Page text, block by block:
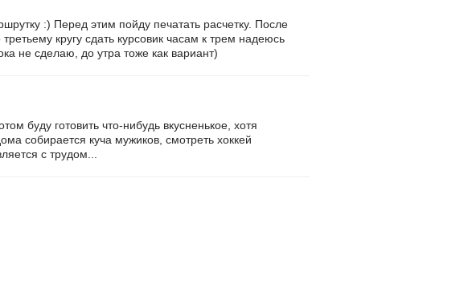
:) Перед этим пойду печатать расчетку. После
кругу сдать курсовик часам к трем надеюсь
не сделаю, до утра тоже как вариант)
буду готовить что-нибудь вкусненькое, хотя
собирается куча мужиков, смотреть хоккей
с трудом...